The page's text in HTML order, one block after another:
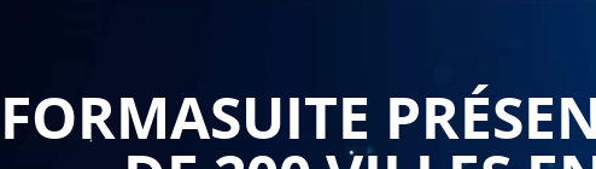
est qu'il est open-source, ce qui signifie qu'il est gratuit et que
Cela en fait un choix populaire pour les entreprises qui cherchent à
FORMASUITE